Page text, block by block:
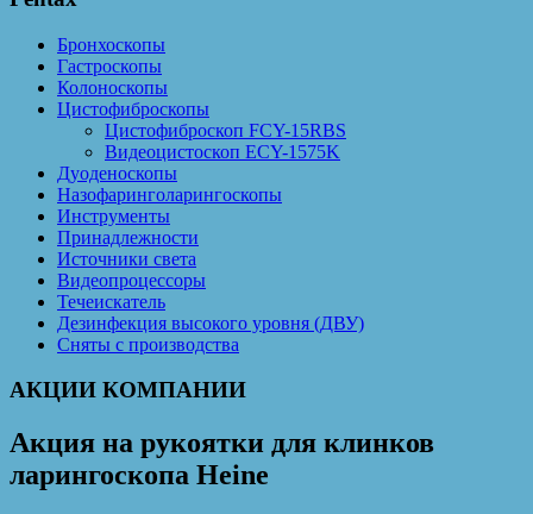
Бронхоскопы
Гастроскопы
Колоноскопы
Цистофиброскопы
Цистофиброскоп FCY-15RBS
Видеоцистоскоп ECY-1575K
Дуоденоскопы
Назофаринголарингоскопы
Инструменты
Принадлежности
Источники света
Видеопроцессоры
Течеискатель
Дезинфекция высокого уровня (ДВУ)
Сняты с производства
АКЦИИ КОМПАНИИ
Акция на рукоятки для клинков
ларингоскопа Heine